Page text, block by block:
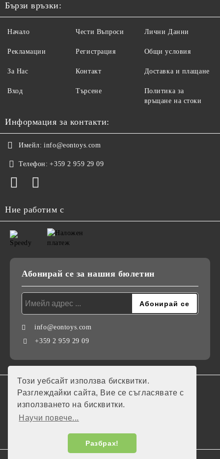
Този уебсайт използва бисквитки.
Разглеждайки сайта, Вие се съгласявате с
използването на бисквитки.
Научи повече...
Разбрах!
Бързи връзки:
Начало
Рекламации
За Нас
Вход
Чести Въпроси
Регистрация
Контакт
Търсене
Лични Данни
Общи условия
Доставка и плащане
Политика за
връщане на стоки
Информация за контакти:
Имейл: info@eontoys.com
Телефон: +359 2 959 29 09
Ние работим с
Абонирай се за нашия бюлетин
info@eontoys.com
+359 2 959 29 09
GDPR
Нашият онлайн магазин е 100% съобразен с GDPR.